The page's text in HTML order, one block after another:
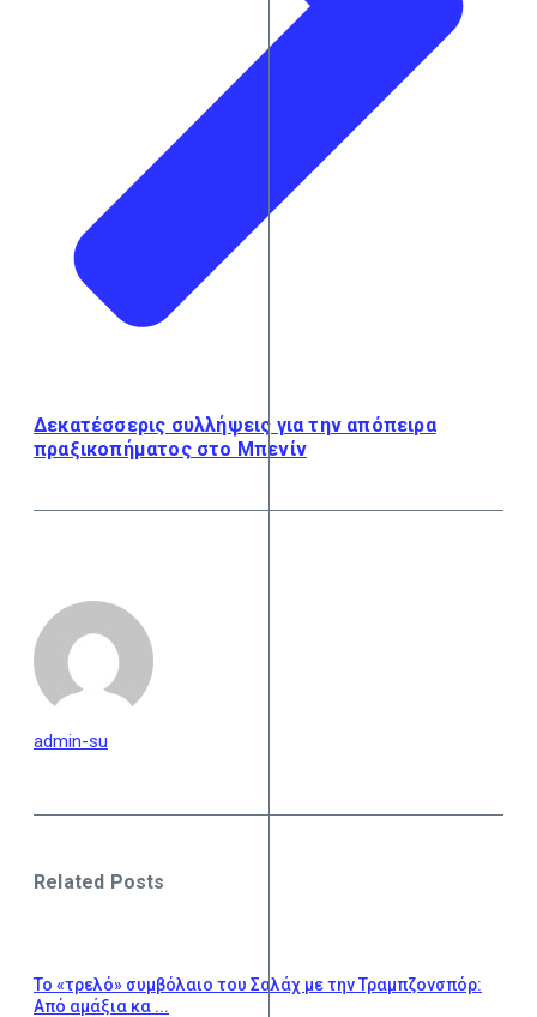
Δεκατέσσερις συλλήψεις για την απόπειρα
πραξικοπήματος στο Μπενίν
admin-su
Related Posts
Το «τρελό» συμβόλαιο του Σαλάχ με την Τραμπζονσπόρ:
Από αμάξια κα ...